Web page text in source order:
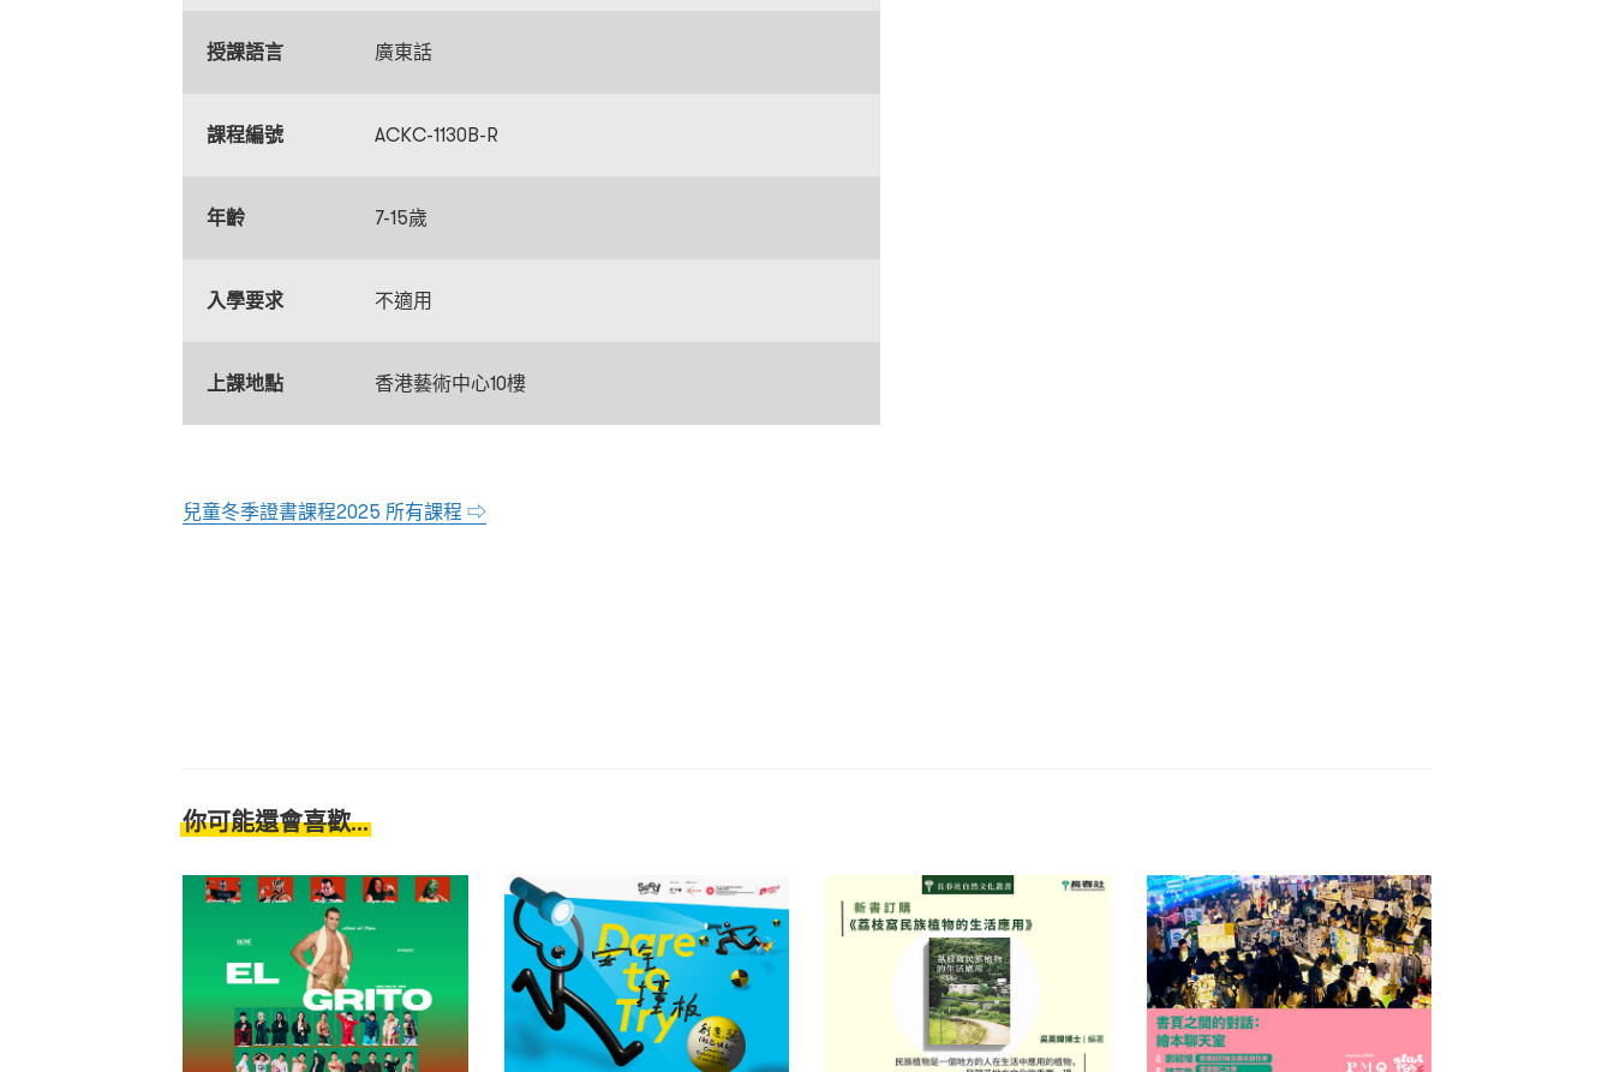
授課語言 廣東話
課程編號 ACKC-1130B-R
年齡 7-15歲
入學要求 不適用
上課地點 香港藝術中心10樓
兒童冬季證書課程2025 所有課程 ⇨
你可能還會喜歡...